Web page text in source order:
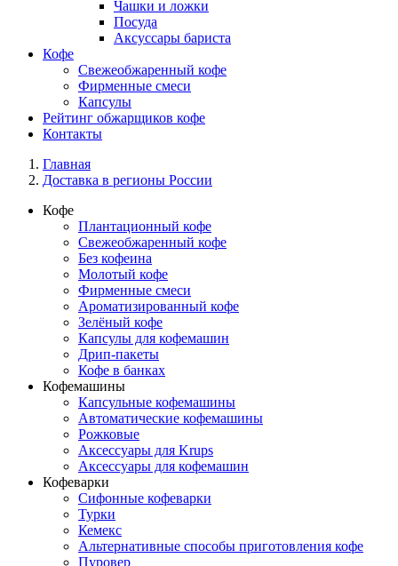
Чашки и ложки
Посуда
Аксуссары бариста
Кофе
Свежеобжаренный кофе
Фирменные смеси
Капсулы
Рейтинг обжарщиков кофе
Контакты
Главная
Доставка в регионы России
Кофе
Плантационный кофе
Свежеобжаренный кофе
Без кофеина
Молотый кофе
Фирменные смеси
Ароматизированный кофе
Зелёный кофе
Капсулы для кофемашин
Дрип-пакеты
Кофе в банках
Кофемашины
Капсульные кофемашины
Автоматические кофемашины
Рожковые
Аксессуары для Krups
Аксессуары для кофемашин
Кофеварки
Сифонные кофеварки
Турки
Кемекс
Альтернативные способы приготовления кофе
Пуровер